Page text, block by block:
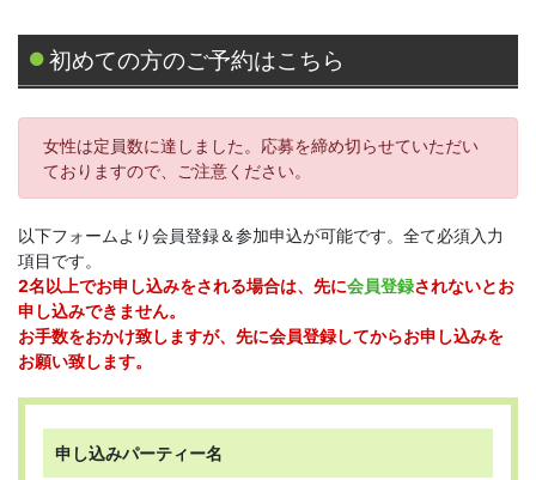
初めての方のご予約はこちら
女性は定員数に達しました。応募を締め切らせていただい
ておりますので、ご注意ください。
以下フォームより会員登録＆参加申込が可能です。全て必須入力
項目です。
2名以上でお申し込みをされる場合は、先に会員登録されないとお
申し込みできません。
お手数をおかけ致しますが、先に会員登録してからお申し込みを
お願い致します。
申し込みパーティー名